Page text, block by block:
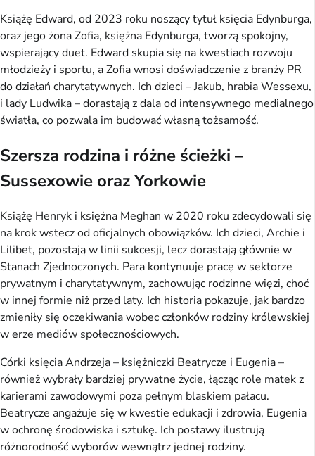
Książę Edward, od 2023 roku noszący tytuł księcia Edynburga,
oraz jego żona Zofia, księżna Edynburga, tworzą spokojny,
wspierający duet. Edward skupia się na kwestiach rozwoju
młodzieży i sportu, a Zofia wnosi doświadczenie z branży PR
do działań charytatywnych. Ich dzieci – Jakub, hrabia Wessexu,
i lady Ludwika – dorastają z dala od intensywnego medialnego
światła, co pozwala im budować własną tożsamość.
Szersza rodzina i różne ścieżki –
Sussexowie oraz Yorkowie
Książę Henryk i księżna Meghan w 2020 roku zdecydowali się
na krok wstecz od oficjalnych obowiązków. Ich dzieci, Archie i
Lilibet, pozostają w linii sukcesji, lecz dorastają głównie w
Stanach Zjednoczonych. Para kontynuuje pracę w sektorze
prywatnym i charytatywnym, zachowując rodzinne więzi, choć
w innej formie niż przed laty. Ich historia pokazuje, jak bardzo
zmieniły się oczekiwania wobec członków rodziny królewskiej
w erze mediów społecznościowych.
Córki księcia Andrzeja – księżniczki Beatrycze i Eugenia –
również wybrały bardziej prywatne życie, łącząc role matek z
karierami zawodowymi poza pełnym blaskiem pałacu.
Beatrycze angażuje się w kwestie edukacji i zdrowia, Eugenia
w ochronę środowiska i sztukę. Ich postawy ilustrują
różnorodność wyborów wewnątrz jednej rodziny.